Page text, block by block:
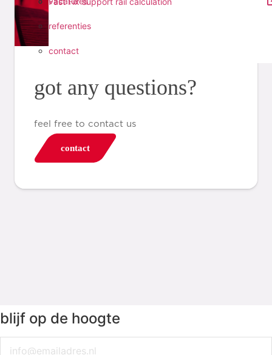
referenties
contact
got any questions?
feel free to contact us
contact
blijf op de hoogte